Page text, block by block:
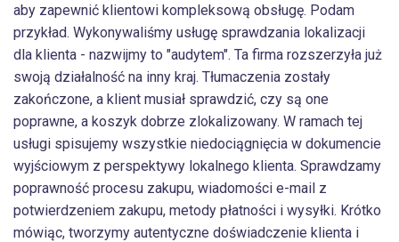
aby zapewnić klientowi kompleksową obsługę. Podam
przykład. Wykonywaliśmy usługę sprawdzania lokalizacji
dla klienta - nazwijmy to "audytem". Ta firma rozszerzyła już
swoją działalność na inny kraj. Tłumaczenia zostały
zakończone, a klient musiał sprawdzić, czy są one
poprawne, a koszyk dobrze zlokalizowany. W ramach tej
usługi spisujemy wszystkie niedociągnięcia w dokumencie
wyjściowym z perspektywy lokalnego klienta. Sprawdzamy
poprawność procesu zakupu, wiadomości e-mail z
potwierdzeniem zakupu, metody płatności i wysyłki. Krótko
mówiąc, tworzymy autentyczne doświadczenie klienta i